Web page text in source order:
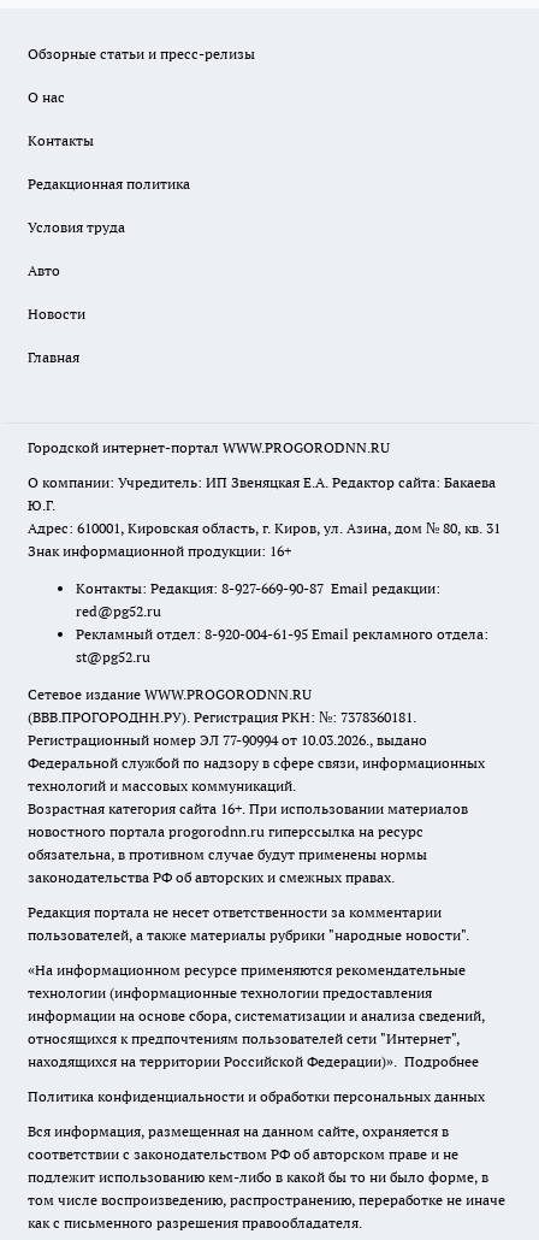
Обзорные статьи и пресс-релизы
О нас
Контакты
Редакционная политика
Условия труда
Авто
Новости
Главная
Городской интернет-портал WWW.PROGORODNN.RU
О компании: Учредитель: ИП Звеняцкая Е.А. Редактор сайта: Бакаева
Ю.Г.
Адрес: 610001, Кировская область, г. Киров, ул. Азина, дом № 80, кв. 31
Знак информационной продукции: 16+
Контакты: Редакция: 8-927-669-90-87 Email редакции:
red@pg52.ru
Рекламный отдел: 8-920-004-61-95 Email рекламного отдела:
st@pg52.ru
Сетевое издание WWW.PROGORODNN.RU
(ВВВ.ПРОГОРОДНН.РУ). Регистрация РКН: №: 7378360181.
Регистрационный номер ЭЛ 77-90994 от 10.03.2026., выдано
Федеральной службой по надзору в сфере связи, информационных
технологий и массовых коммуникаций.
Возрастная категория сайта 16+. При использовании материалов
новостного портала progorodnn.ru гиперссылка на ресурс
обязательна, в противном случае будут применены нормы
законодательства РФ об авторских и смежных правах.
Редакция портала не несет ответственности за комментарии
пользователей, а также материалы рубрики "народные новости".
«На информационном ресурсе применяются рекомендательные
технологии (информационные технологии предоставления
информации на основе сбора, систематизации и анализа сведений,
относящихся к предпочтениям пользователей сети "Интернет",
находящихся на территории Российской Федерации)». Подробнее
Политика конфиденциальности и обработки персональных данных
Вся информация, размещенная на данном сайте, охраняется в
соответствии с законодательством РФ об авторском праве и не
подлежит использованию кем-либо в какой бы то ни было форме, в
том числе воспроизведению, распространению, переработке не иначе
как с письменного разрешения правообладателя.